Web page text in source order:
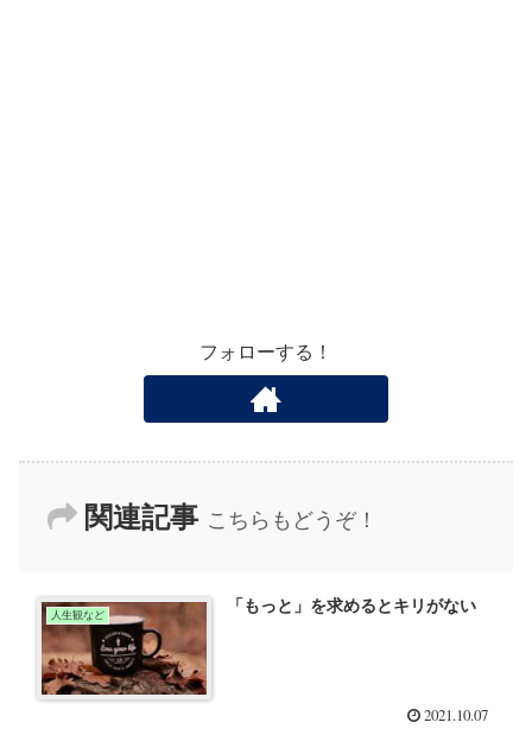
フォローする！
関連記事 こちらもどうぞ！
人生観など 「もっと」を求めるとキリがない
2021.10.07